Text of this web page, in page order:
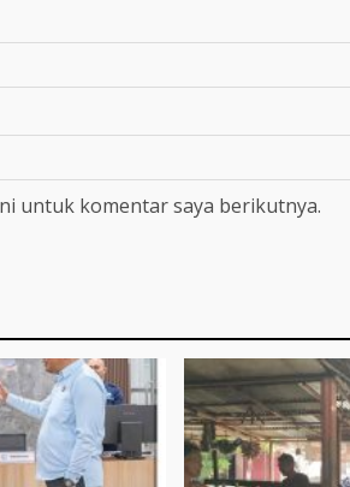
untuk komentar saya berikutnya.